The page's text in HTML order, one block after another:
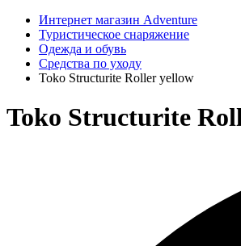
Интернет магазин Adventure
Туристическое снаряжение
Одежда и обувь
Средства по уходу
Toko Structurite Roller yellow
Toko Structurite